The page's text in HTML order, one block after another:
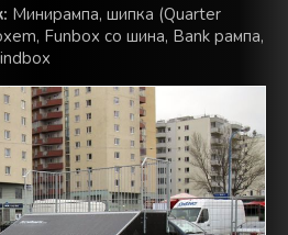
Минирампа, шипка (Quarter
Funbox со шина, Bank рампа,